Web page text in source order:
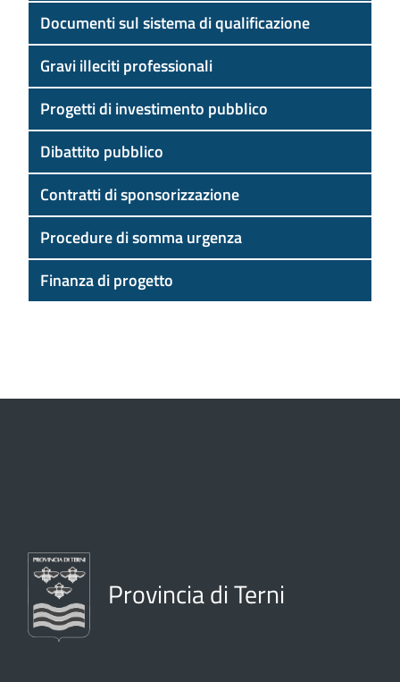
Documenti sul sistema di qualificazione
Gravi illeciti professionali
Progetti di investimento pubblico
Dibattito pubblico
Contratti di sponsorizzazione
Procedure di somma urgenza
Finanza di progetto
Provincia di Terni